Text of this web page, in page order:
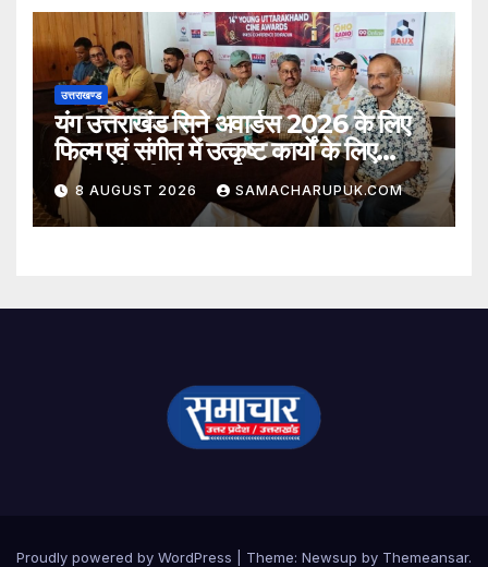
उत्तराखण्ड
यंग उत्तराखंड सिने अवार्डस 2026 के लिए
फिल्म एवं संगीत में उत्कृष्ट कार्यों के लिए
नामांकनों की घोषणा
8 AUGUST 2026 SAMACHARUPUK.COM
Proudly powered by WordPress Theme: Newsup by Themeansar.